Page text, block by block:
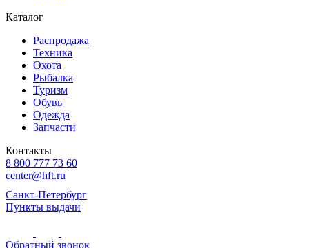
Каталог
Распродажа
Техника
Охота
Рыбалка
Туризм
Обувь
Одежда
Запчасти
Контакты
8 800 777 73 60
center@hft.ru
Санкт-Петербург
Пункты выдачи
Обратный звонок